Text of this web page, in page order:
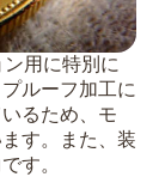
用に特別に
ルーフ加工に
るため、モ
す。また、装
す。